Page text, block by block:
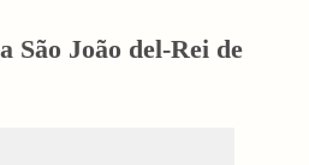
São João del-Rei de